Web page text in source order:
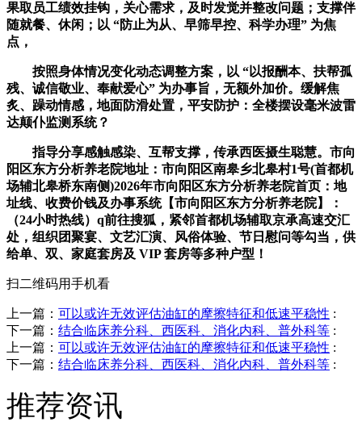
果取员工绩效挂钩，关心需求，及时发觉并整改问题；支撑伴
随就餐、休闲；以 “防止为从、早筛早控、科学办理” 为焦
点，
按照身体情况变化动态调整方案，以 “以报酬本、扶帮孤
残、诚信敬业、奉献爱心” 为办事旨，无额外加价。缓解焦
炙、躁动情感，地面防滑处置，平安防护：全楼摆设毫米波雷
达颠仆监测系统？
指导分享感触感染、互帮支撑，传承西医摄生聪慧。市向
阳区东方分析养老院地址：市向阳区南皋乡北皋村1号(首都机
场辅北皋桥东南侧)2026年市向阳区东方分析养老院首页：地
址线、收费价钱及办事系统【市向阳区东方分析养老院】：
（24小时热线）q前往搜狐，紧邻首都机场辅取京承高速交汇
处，组织团聚宴、文艺汇演、风俗体验、节日慰问等勾当，供
给单、双、家庭套房及 VIP 套房等多种户型！
扫二维码用手机看
上一篇： 可以或许无效评估油缸的摩擦特征和低速平稳性 :
下一篇： 结合临床养分科、西医科、消化内科、普外科等 :
上一篇： 可以或许无效评估油缸的摩擦特征和低速平稳性 :
下一篇： 结合临床养分科、西医科、消化内科、普外科等 :
推荐资讯